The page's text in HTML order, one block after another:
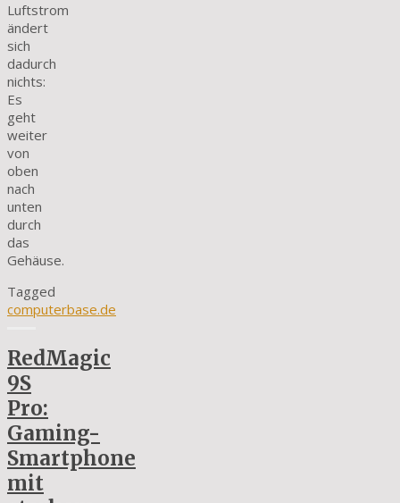
Luftstrom
ändert
sich
dadurch
nichts:
Es
geht
weiter
von
oben
nach
unten
durch
das
Gehäuse.
Tagged
computerbase.de
RedMagic
9S
Pro:
Gaming-
Smartphone
mit